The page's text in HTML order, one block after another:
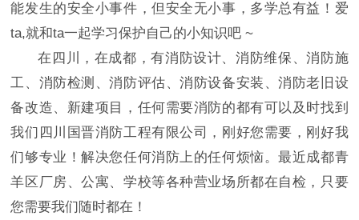
能发生的安全小事件，但安全无小事，多学总有益！爱
ta,就和ta一起学习保护自己的小知识吧 ~
在四川，在成都，有消防设计、消防维保、消防施
工、消防检测、消防评估、消防设备安装、消防老旧设
备改造、新建项目，任何需要消防的都有可以及时找到
我们四川国晋消防工程有限公司，刚好您需要，刚好我
们够专业！解决您任何消防上的任何烦恼。最近成都青
羊区厂房、公寓、学校等各种营业场所都在自检，只要
您需要我们随时都在！